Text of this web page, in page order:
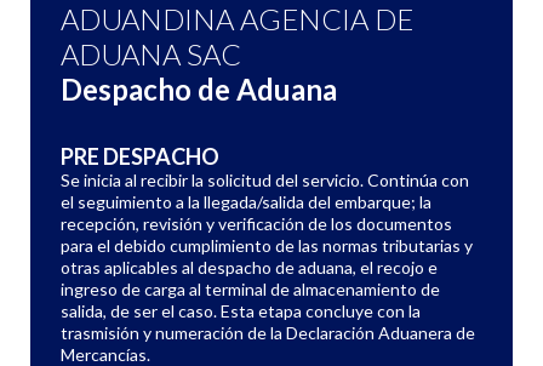
ADUANDINA AGENCIA DE
ADUANA SAC
Despacho de Aduana
PRE DESPACHO
Se inicia al recibir la solicitud del servicio. Continúa con
el seguimiento a la llegada/salida del embarque; la
recepción, revisión y verificación de los documentos
para el debido cumplimiento de las normas tributarias y
otras aplicables al despacho de aduana, el recojo e
ingreso de carga al terminal de almacenamiento de
salida, de ser el caso. Esta etapa concluye con la
trasmisión y numeración de la Declaración Aduanera de
Mercancías.